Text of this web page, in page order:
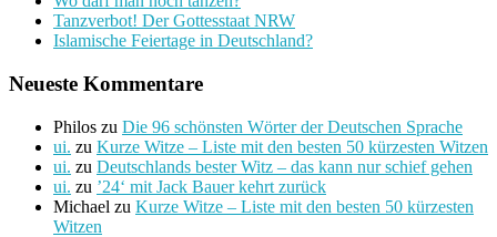
Tanzverbot! Der Gottesstaat NRW
Islamische Feiertage in Deutschland?
Neueste Kommentare
Philos zu Die 96 schönsten Wörter der Deutschen Sprache
ui. zu Kurze Witze – Liste mit den besten 50 kürzesten Witzen
ui. zu Deutschlands bester Witz – das kann nur schief gehen
ui. zu ’24‘ mit Jack Bauer kehrt zurück
Michael zu Kurze Witze – Liste mit den besten 50 kürzesten
Witzen